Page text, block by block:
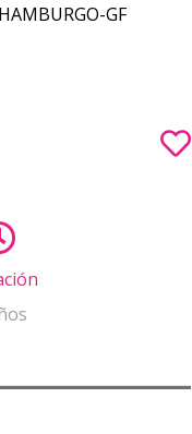
GF